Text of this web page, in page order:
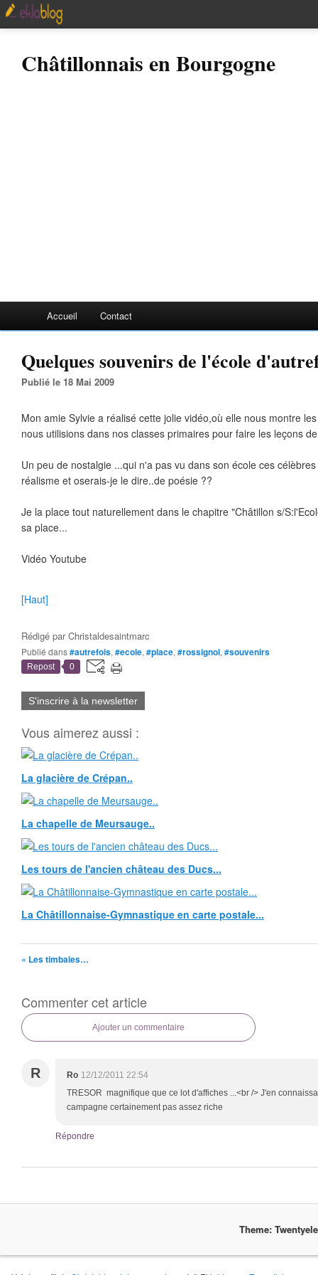
Châtillonnais en Bourgogne
Accueil Contact
Quelques souvenirs de l'école
Publié le 18 Mai 2009
Mon amie Sylvie a réalisé cette jolie vidéo,où elle nous montre
nous utilisions dans nos classes primaires pour faire les leçons
Un peu de nostalgie ...qui n'a pas vu dans son école ces
réalisme et oserais-je le dire..de poésie ??
Je la place tout naturellement dans le chapitre "Châtillon s/
sa place...
Vidéo Youtube
[Haut]
Rédigé parChristaldesaintmarc
Publié dans#autrefois, #ecole, #place, #rossignol, #souvenirs
Repost 0
S'inscrire à la newsletter
Vous aimerez aussi :
La glacière de Crépan..
La chapelle de Meursauge..
Les tours de l'ancien château des Ducs...
La Châtillonnaise-Gymnastique en carte postale...
« Les timbales…
Commenter cet article
Ajouter un commentaire
R Ro 12/12/2011 22:54
TRESOR magnifique que ce lot d'affiches ...<br /> J'en
campagne certainement pas assez riche
Répondre
Theme: